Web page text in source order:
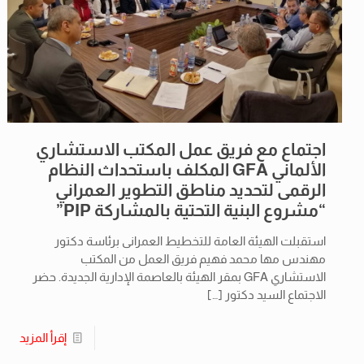
اجتماع مع فريق عمل المكتب الاستشاري
الألماني GFA المكلف باستحداث النظام
الرقمى لتحديد مناطق التطوير العمراني
“مشروع البنية التحتية بالمشاركة PIP”
استقبلت الهيئة العامة للتخطيط العمرانى برئاسة دكتور
مهندس مها محمد فهيم فريق العمل من المكتب
الاستشاري GFA بمقر الهيئة بالعاصمة الإدارية الجديدة. حضر
الاجتماع السيد دكتور […]
إقرأ المزيد